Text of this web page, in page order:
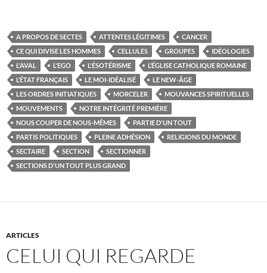
A PROPOS DE SECTES ATTENTES LÉGITIMES
CANCER
CE QUI DIVISE LES HOMMES
CELLULES GROUPES
IDÉOLOGIES
L'AVAL
L'EGO L'ÉSOTÉRISME
L’ÉGLISE CATHOLIQUE ROMAINE
L’ÉTAT FRANÇAIS
LE MOI-IDÉALISÉ
LE NEW-ÂGE
LES ORDRES INITIATIQUES
MORCELER
MOUVANCES SPIRITUELLES
MOUVEMENTS
NOTRE INTÉGRITÉ PREMIÈRE
NOUS COUPER DE NOUS-MÊMES
PARTIE D'UN TOUT
PARTIS POLITIQUES
PLEINE ADHÉSION
RELIGIONS DU MONDE
SECTAIRE
SECTION
SECTIONNER
SECTIONS D'UN TOUT PLUS GRAND
ARTICLES
CELUI QUI REGARDE